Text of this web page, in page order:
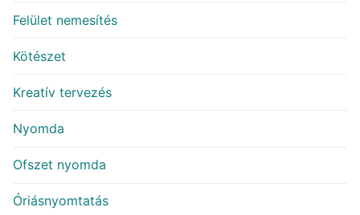
Felület nemesítés
Kötészet
Kreatív tervezés
Nyomda
Ofszet nyomda
Óriásnyomtatás